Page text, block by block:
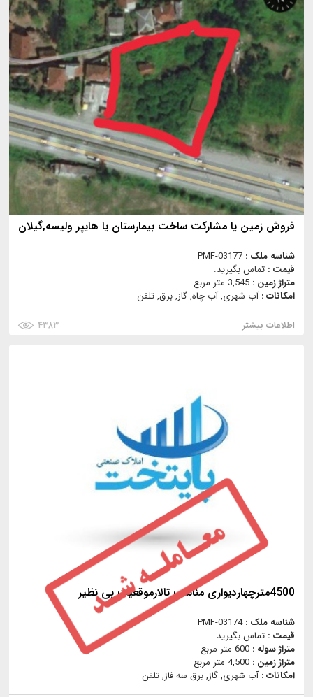
فروش زمين يا مشاركت ساخت بيمارستان يا هايپر وليسه,گیلان
شناسه ملک : PMF-03177
قیمت : تماس بگیرید.
متراژ زمین : 3,545 متر مربع
امکانات :آب شهری, آب چاه, گاز, برق, تلفن
اطلاعات بیشتر
۴۳۸۳
4500مترچهاردیواری مناسب تالارموقعیت بی نظیر
شناسه ملک :PMF-03174
قیمت : تماس بگیرید.
متراژ سوله : 600 متر مربع
متراژ زمین : 4,500 متر مربع
امکانات :آب شهری, گاز, برق سه فاز, تلفن